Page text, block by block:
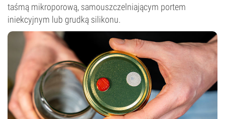
taśmą mikroporową, samouszczelniającym portem
iniekcyjnym lub grudką silikonu.